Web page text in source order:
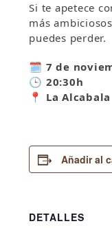
Si te apetece
más
puedes perder.
🗓 7 de
🕒 20:30h
📍 La Alcabala
Añadir al
DETALLES